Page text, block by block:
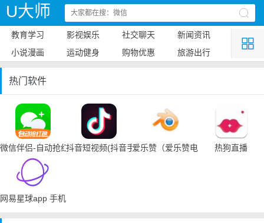
U大师
教育学习 影视娱乐 社交聊天
新闻资讯
小说漫画
运动健身 购物优惠 旅游出行
热门软件
微信伴侣-自动抢红包抖音短视频(抖音手机下载)爱乐赞（爱乐赞电脑手机下载）
热狗直播
网易星球app 手机下载